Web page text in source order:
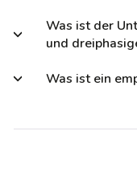
Was ist der
und
Was ist ein